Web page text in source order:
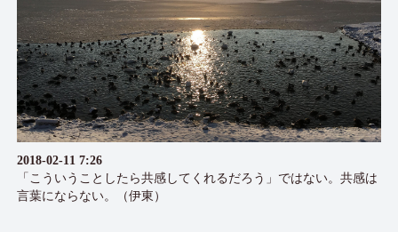
2018-02-11 7:26
「こういうことしたら共感してくれるだろう」ではない。共感は
言葉にならない。（伊東）